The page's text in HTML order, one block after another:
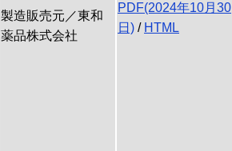
製造販売元／東和
薬品株式会社
PDF(2024年10月30
日) / HTML